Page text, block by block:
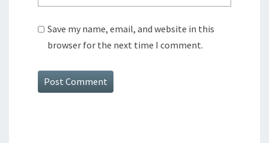
Save my name, email, and website in this
browser for the next time I comment.